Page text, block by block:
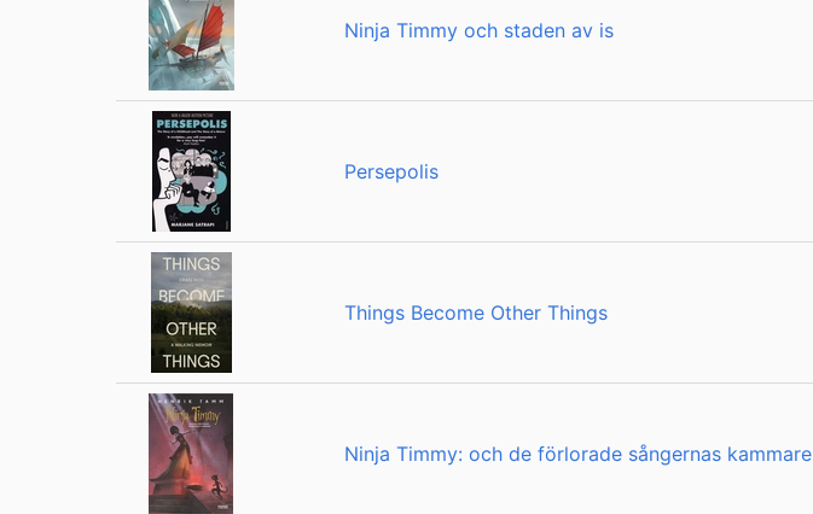
Ninja Timmy och staden av is
Persepolis
Things Become Other Things
Ninja Timmy: och de förlorade sångernas kammare